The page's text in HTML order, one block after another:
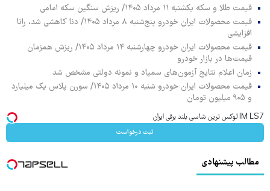
قیمت طلا و سکه یکشنبه ۱۱ مرداد ۱۴۰۵/ ریزش سنگین سکه امامی
قیمت محصولات ایران خودرو پنج‌شنبه ۸ مرداد ۱۴۰۵/ دنا کاهشی شد، رانا
افزایشی
قیمت محصولات ایران خودرو چهارشنبه ۱۴ مرداد ۱۴۰۵/ ریزش همزمان
قیمت‌ها در بازار خودرو
زمان اعلام نتایج آزمون‌های سمپاد و نمونه دولتی مشخص شد
قیمت محصولات ایران خودرو شنبه ۱۰ مرداد ۱۴۰۵/ سورن پلاس یک میلیارد
و ۹۰۵ میلیون تومان
IM LS7 لوکس ترین شاسی بلند برقی ایران
ثبت درخواست
مطالب پیشنهادی